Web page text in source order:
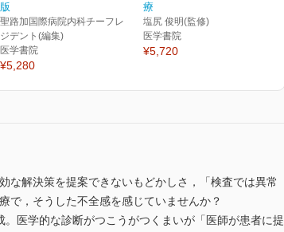
版
聖路加国際病院内科チーフレ
ジデント(編集)
医学書院
¥5,280
療
塩尻 俊明(監修)
医学書院
¥5,720
な解決策を提案できないもどかしさ，「検査では異常
で，そうした不全感を感じていませんか？
医学的な診断がつこうがつくまいが「医師が患者に提